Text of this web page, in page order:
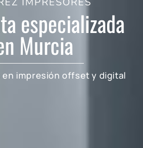
especializada
Murcia
en impresión offset y digital